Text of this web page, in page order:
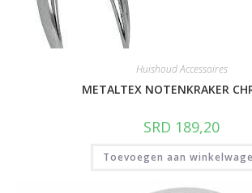
Huishoud Accessoires
METALTEX NOTENKRAKER
SRD 189,20
Toevoegen aan